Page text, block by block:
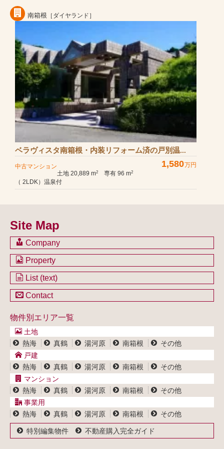
南箱根 ［ダイヤランド］
ベラヴィスタ南箱根・内装リフォーム済の戸別温...
中古マンション 1,580万円
土地 20,889 m2 専有 96 m2
（ 2LDK）温泉付
Site Map
Company
会社のご案内
不動産を売却したい方
不動産買取システム
Property
土地一覧
マンション一覧
事業用物件一覧
List (text)
土地一覧
マンション一覧
事業用物件一覧
Contact
ブログ
プライバシーポリシー
サイトポリシー
物件別エリア一覧
土地
熱海
真鶴 湯河原 南箱根
その他
戸建
熱海
真鶴 湯河原 南箱根
その他
マンション
熱海
真鶴 湯河原 南箱根
その他
事業用
熱海
真鶴 湯河原 南箱根 その他
特別編集物件 不動産購入完全ガイド